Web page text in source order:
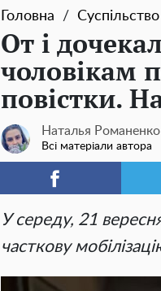
Головна Суспільство
От і
чоловікам
повістки.
Наталья Романенко
Всі матеріали автора
У середу, 21
часткову